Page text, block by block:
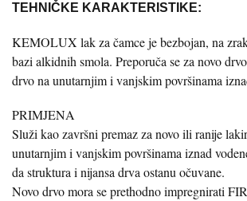
TEHNIČKE KARAKTERISTIKE:
KEMOLUX lak za čamce je bezbojan, na
bazi alkidnih smola. Preporuča se za novo
drvo na unutarnjim i vanjskim površinama
PRIMJENA
Služi kao završni premaz za novo ili ranije
unutarnjim i vanjskim površinama iznad
da struktura i nijansa drva ostanu očuvane.
Novo drvo mora se prethodno impregnirati